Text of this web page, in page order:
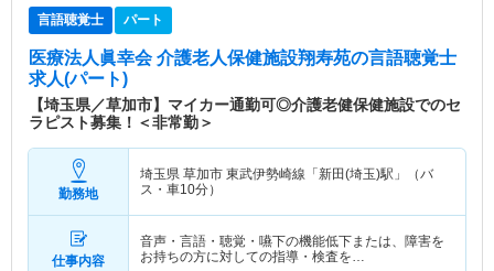
言語聴覚士 パート
医療法人眞幸会 介護老人保健施設翔寿苑の言語聴覚士
求人(パート)
【埼玉県／草加市】マイカー通勤可◎介護老健保健施設でのセ
ラピスト募集！＜非常勤＞
勤務地
埼玉県 草加市 東武伊勢崎線「新田(埼玉)駅」（バ
ス・車10分）
仕事内容
音声・言語・聴覚・嚥下の機能低下または、障害を
お持ちの方に対しての指導・検査を…